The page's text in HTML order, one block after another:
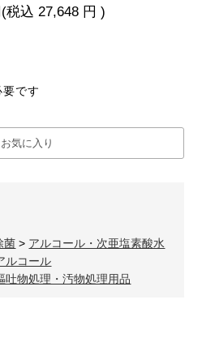
(税込 27,648 円 )
要です
お気に入り
菌 > アルコール・次亜塩素酸水
ルコール
吐物処理・汚物処理用品